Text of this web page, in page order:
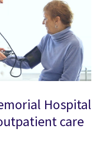
Hospital
care